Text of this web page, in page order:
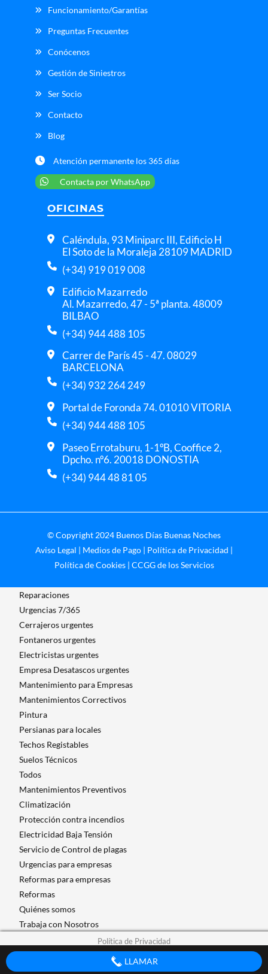
Funcionamiento/Garantías
Preguntas Frecuentes
Conócenos
Gestión de Siniestros
Ser Socio
Contacto
Blog
Atención permanente los 365 días
Contacta por WhatsApp
OFICINAS
Caléndula, 93 Miniparc III, Edificio H
El Soto de la Moraleja 28109 MADRID
(+34) 919 019 008
Edificio Mazarredo
Al. Mazarredo, 47 - 5ª planta. 48009
BILBAO
(+34) 944 488 105
Carrer de París 45 - 47. 08029
BARCELONA
(+34) 932 264 249
Portal de Foronda 74. 01010 VITORIA
(+34) 944 488 105
Paseo Errotaburu, 1-1ºB, Cooffice 2,
Dpcho. nº6. 20018 DONOSTIA
(+34) 944 48 81 05
© Copyright 2024 Buenos Días Buenas Noches
Aviso Legal | Medios de Pago | Política de Privacidad |
Política de Cookies| CCGG de los Servicios
Reparaciones
Urgencias 7/365
Cerrajeros urgentes
Fontaneros urgentes
Electricistas urgentes
Empresa Desatascos urgentes
Mantenimiento para Empresas​
Mantenimientos Correctivos
Pintura
Persianas para locales
Techos Registables
Suelos Técnicos
Todos
Mantenimientos Preventivos
Climatización
Protección contra incendios
Electricidad Baja Tensión
Servicio de Control de plagas
Urgencias para empresas
Reformas para empresas
Reformas
Quiénes somos
Trabaja con Nosotros
Política de Privacidad
LLAMAR